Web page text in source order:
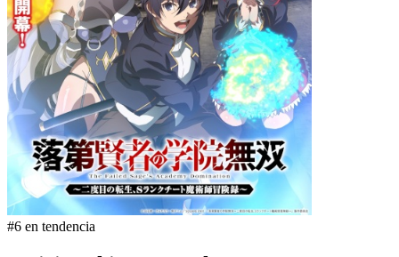
#6 en tendencia